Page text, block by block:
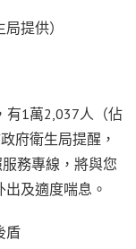
提供）
有1萬2,037人（佔
府衛生局提醒，
務專線，將與您
及適度喘息。
盾